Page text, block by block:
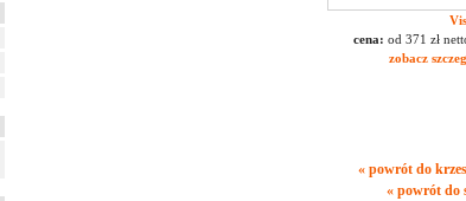
cena: od 371 zł
zobacz
« powrót do
« powrót do